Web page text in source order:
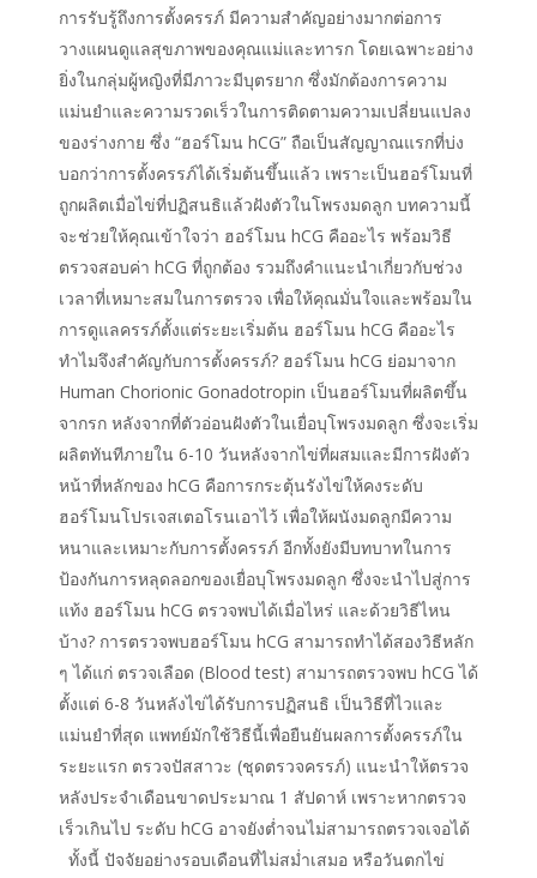
การรับรู้ถึงการตั้งครรภ์ มีความสำคัญอย่างมากต่อการ
วางแผนดูแลสุขภาพของคุณแม่และทารก โดยเฉพาะอย่าง
ยิ่งในกลุ่มผู้หญิงที่มีภาวะมีบุตรยาก ซึ่งมักต้องการความ
แม่นยำและความรวดเร็วในการติดตามความเปลี่ยนแปลง
ของร่างกาย ซึ่ง “ฮอร์โมน hCG” ถือเป็นสัญญาณแรกที่บ่ง
บอกว่าการตั้งครรภ์ได้เริ่มต้นขึ้นแล้ว เพราะเป็นฮอร์โมนที่
ถูกผลิตเมื่อไข่ที่ปฏิสนธิแล้วฝังตัวในโพรงมดลูก บทความนี้
จะช่วยให้คุณเข้าใจว่า ฮอร์โมน hCG คืออะไร พร้อมวิธี
ตรวจสอบค่า hCG ที่ถูกต้อง รวมถึงคำแนะนำเกี่ยวกับช่วง
เวลาที่เหมาะสมในการตรวจ เพื่อให้คุณมั่นใจและพร้อมใน
การดูแลครรภ์ตั้งแต่ระยะเริ่มต้น ฮอร์โมน hCG คืออะไร
ทำไมจึงสำคัญกับการตั้งครรภ์? ฮอร์โมน hCG ย่อมาจาก
Human Chorionic Gonadotropin เป็นฮอร์โมนที่ผลิตขึ้น
จากรก หลังจากที่ตัวอ่อนฝังตัวในเยื่อบุโพรงมดลูก ซึ่งจะเริ่ม
ผลิตทันทีภายใน 6-10 วันหลังจากไข่ที่ผสมและมีการฝังตัว
หน้าที่หลักของ hCG คือการกระตุ้นรังไข่ให้คงระดับ
ฮอร์โมนโปรเจสเตอโรนเอาไว้ เพื่อให้ผนังมดลูกมีความ
หนาและเหมาะกับการตั้งครรภ์ อีกทั้งยังมีบทบาทในการ
ป้องกันการหลุดลอกของเยื่อบุโพรงมดลูก ซึ่งจะนำไปสู่การ
แท้ง ฮอร์โมน hCG ตรวจพบได้เมื่อไหร่ และด้วยวิธีไหน
บ้าง? การตรวจพบฮอร์โมน hCG สามารถทำได้สองวิธีหลัก
ๆ ได้แก่ ตรวจเลือด (Blood test) สามารถตรวจพบ hCG ได้
ตั้งแต่ 6-8 วันหลังไข่ได้รับการปฏิสนธิ เป็นวิธีที่ไวและ
แม่นยำที่สุด แพทย์มักใช้วิธีนี้เพื่อยืนยันผลการตั้งครรภ์ใน
ระยะแรก ตรวจปัสสาวะ (ชุดตรวจครรภ์) แนะนำให้ตรวจ
หลังประจำเดือนขาดประมาณ 1 สัปดาห์ เพราะหากตรวจ
เร็วเกินไป ระดับ hCG อาจยังต่ำจนไม่สามารถตรวจเจอได้
ทั้งนี้ ปัจจัยอย่างรอบเดือนที่ไม่สม่ำเสมอ หรือวันตกไข่